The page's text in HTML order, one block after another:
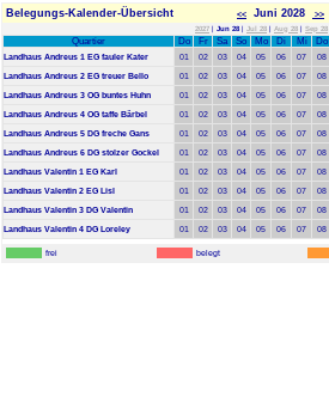
Belegungs-Kalender-Übersicht << Juni 2028 >>
2027 | Jun 28 | Jul 28 | Aug 28 | Sep 28
Quartier Do Fr Sa So Mo Di Mi Do
Landhaus Andreus 1 EG fauler Kater
01 02 03 04 05 06 07 08
Landhaus Andreus 2 EG treuer Bello
01 02 03 04 05 06 07 08
Landhaus Andreus 3 OG buntes Huhn
01 02 03 04 05 06 07 08
Landhaus Andreus 4 OG taffe Bärbel
01 02 03 04 05 06 07 08
Landhaus Andreus 5 DG freche Gans
01 02 03 04 05 06 07 08
Landhaus Andreus 6 DG stolzer Gockel
01 02 03 04 05 06 07 08
Landhaus Valentin 1 EG Karl
01 02 03 04 05 06 07 08
Landhaus Valentin 2 EG Lisl
01 02 03 04 05 06 07 08
Landhaus Valentin 3 DG Valentin
01 02 03 04 05 06 07 08
Landhaus Valentin 4 DG Loreley
01 02 03 04 05 06 07 08
frei belegt